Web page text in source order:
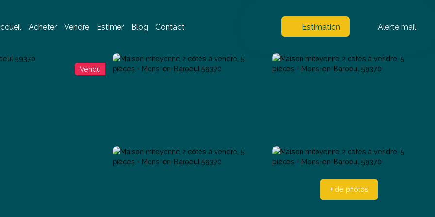
Acheter Vendre Estimer Blog Contact Estimation Alerte mail
Vendu
+ de photos